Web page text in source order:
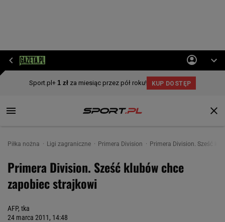
Piłka nożna Ligi zagraniczne Primera Division Primera Division. Sześć
Primera Division. Sześć klubów chce
zapobiec strajkowi
AFP, tka
24 marca 2011, 14:48